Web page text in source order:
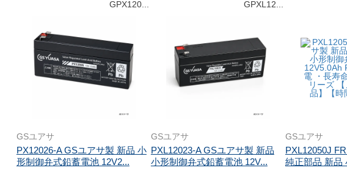
GPX120...
GSユアサ
PX12026-A GSユアサ製 新品 小
形制御弁式鉛蓄電池 12V2...
GPXL12...
GSユアサ
PXL12023-A GSユアサ製 新品
小形制御弁式鉛蓄電池 12V...
GSユアサ
PXL12050J
純正部品 新品